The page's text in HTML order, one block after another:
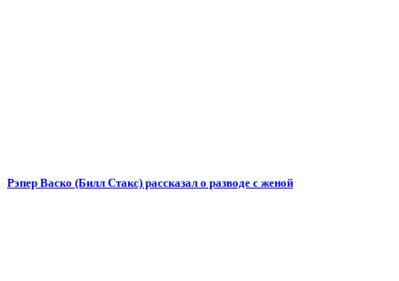
Рэпер Васко (Билл Стакс) рассказал о разводе с женой